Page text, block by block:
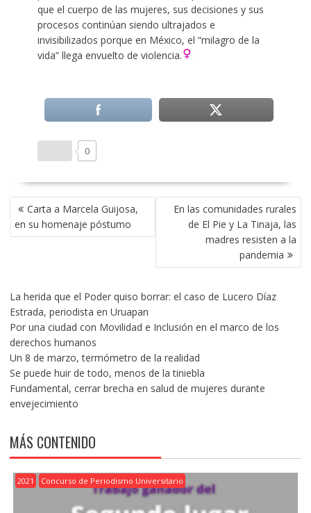
que el cuerpo de las mujeres, sus decisiones y sus
procesos continúan siendo ultrajados e
invisibilizados porque en México, el “milagro de la
vida” llega envuelto de violencia.
0
NAVEGACIÓN
DE
ENTRADAS
Carta a Marcela Guijosa,
en su homenaje póstumo
En las comunidades rurales
de El Pie y La Tinaja, las
madres resisten a la
pandemia
La herida que el Poder quiso borrar: el caso de Lucero Díaz
Estrada, periodista en Uruapan
Por una ciudad con Movilidad e Inclusión en el marco de los
derechos humanos
Un 8 de marzo, termómetro de la realidad
Se puede huir de todo, menos de la tiniebla
Fundamental, cerrar brecha en salud de mujeres durante
envejecimiento
MÁS CONTENIDO
2021 Concurso de Periodismo Universitario